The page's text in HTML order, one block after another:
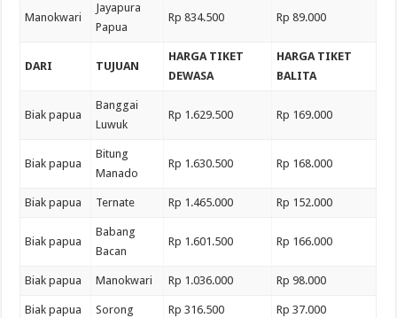
Manokwari
Jayapura
Papua
Rp 834.500 Rp 89.000
DARI TUJUAN
HARGA TIKET
DEWASA
HARGA TIKET
BALITA
Biak papua
Banggai
Luwuk
Rp 1.629.500 Rp 169.000
Biak papua
Bitung
Manado
Rp 1.630.500 Rp 168.000
Biak papua Ternate Rp 1.465.000 Rp 152.000
Biak papua
Babang
Bacan
Rp 1.601.500 Rp 166.000
Biak papua Manokwari Rp 1.036.000 Rp 98.000
Biak papua Sorong Rp 316.500 Rp 37.000